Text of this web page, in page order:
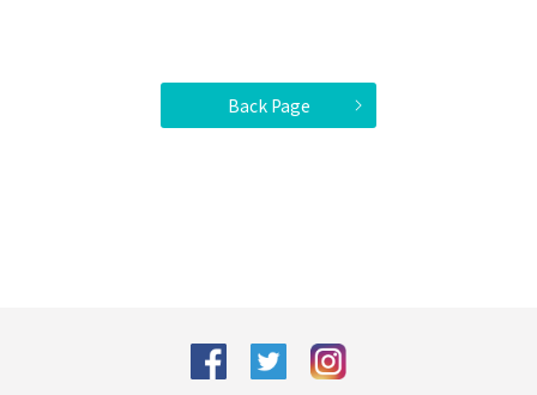
Back Page
facebook Twitter